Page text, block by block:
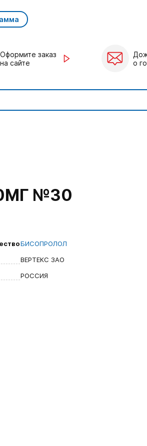
Оформите заказ
на сайте
о
№30
БИСОПРОЛОЛ
ВЕРТЕКС ЗАО
РОССИЯ